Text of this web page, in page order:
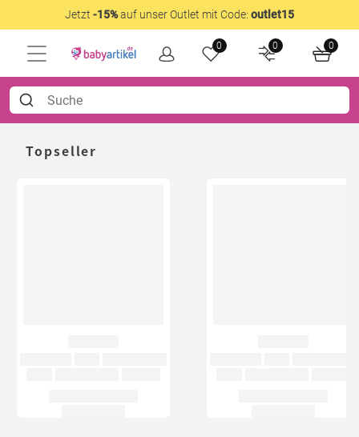
Jetzt -15%auf unser Outlet mit Code: outlet15
0 0 0
Topseller